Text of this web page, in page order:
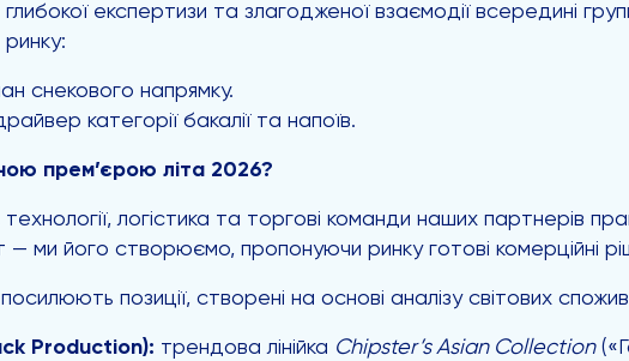
експертизи та злагодженої взаємодії всередині
снекового напрямку.
категорії бакалії та напоїв.
прем’єрою літа 2026?
технології, логістика та торгові команди наших партнерів
ми його створюємо, пропонуючи ринку готові комерційні
позиції, створені на основі аналізу світових
Production): трендова лінійка Chipster’s Asian Collection